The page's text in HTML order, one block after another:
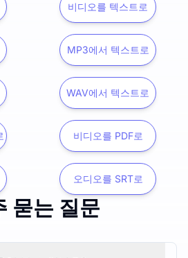
비디오를 텍스트로
MP3에서 텍스트로
WAV에서 텍스트로
비디오를 PDF로
오디오를 SRT로
묻는 질문